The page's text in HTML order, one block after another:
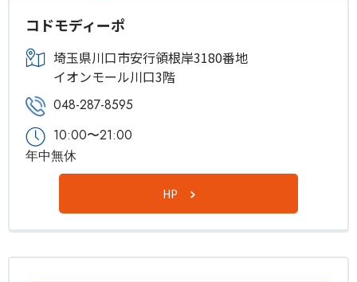
コドモディーポ
埼玉県川口市安行領根岸3180番地
イオンモール川口3階
048-287-8595
10:00〜21:00
年中無休
HP